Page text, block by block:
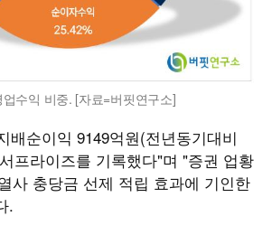
수익 비중. [자료=버핏연구소]
배순이익 9149억원(전년동기대비
프라이즈를 기록했다"며 "증권 업황
사 충당금 선제 적립 효과에 기인한
.